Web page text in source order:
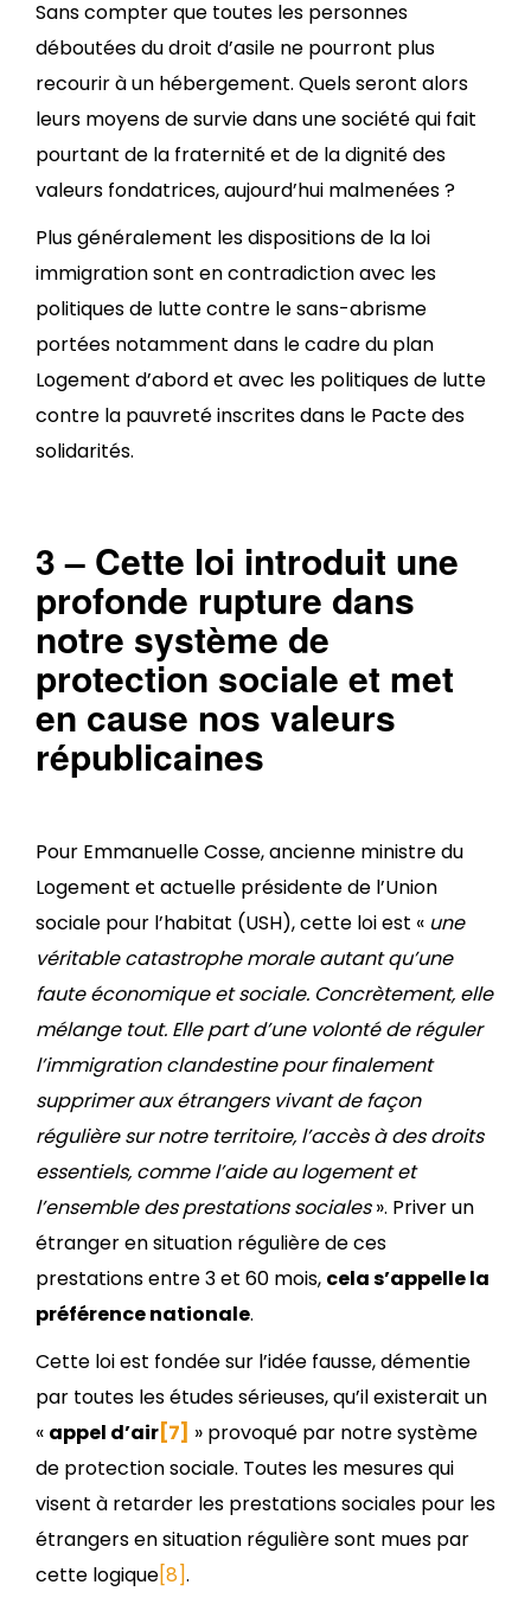
Sans compter que toutes les personnes
déboutées du droit d’asile ne pourront plus
recourir à un hébergement. Quels seront alors
leurs moyens de survie dans une société qui fait
pourtant de la fraternité et de la dignité des
valeurs fondatrices, aujourd’hui malmenées ?
Plus généralement les dispositions de la loi
immigration sont en contradiction avec les
politiques de lutte contre le sans-abrisme
portées notamment dans le cadre du plan
Logement d’abord et avec les politiques de lutte
contre la pauvreté inscrites dans le Pacte des
solidarités.
3 – Cette loi introduit une
profonde rupture dans
notre système de
protection sociale et met
en cause nos valeurs
républicaines
Pour Emmanuelle Cosse, ancienne ministre du
Logement et actuelle présidente de l’Union
sociale pour l’habitat (USH), cette loi est « une
véritable catastrophe morale autant qu’une
faute économique et sociale. Concrètement, elle
mélange tout. Elle part d’une volonté de réguler
l’immigration clandestine pour finalement
supprimer aux étrangers vivant de façon
régulière sur notre territoire, l’accès à des droits
essentiels, comme l’aide au logement et
l’ensemble des prestations sociales». Priver un
étranger en situation régulière de ces
prestations entre 3 et 60 mois, cela s’appelle la
préférence nationale.
Cette loi est fondée sur l’idée fausse, démentie
par toutes les études sérieuses, qu’il existerait un
« appel d’air[7] » provoqué par notre système
de protection sociale. Toutes les mesures qui
visent à retarder les prestations sociales pour les
étrangers en situation régulière sont mues par
cette logique[8].